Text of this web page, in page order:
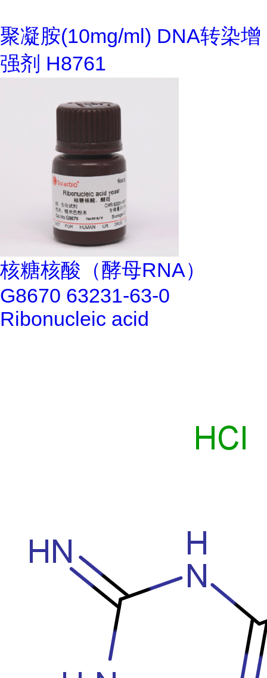
聚凝胺(10mg/ml) DNA转染增
强剂 H8761
核糖核酸（酵母RNA）
G8670 63231-63-0
Ribonucleic acid